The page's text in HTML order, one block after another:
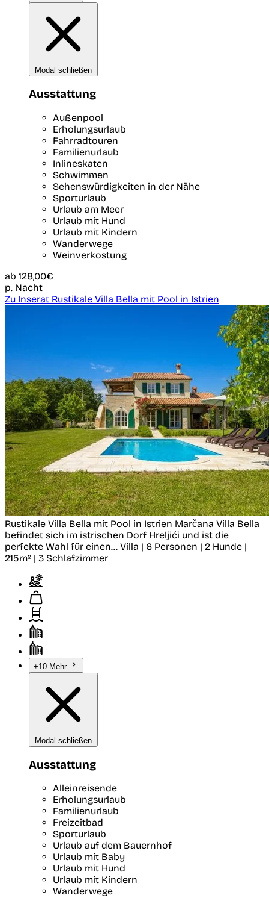
Modal schließen
Ausstattung
Außenpool
Erholungsurlaub
Fahrradtouren
Familienurlaub
Inlineskaten
Schwimmen
Sehenswürdigkeiten in der Nähe
Sporturlaub
Urlaub am Meer
Urlaub mit Hund
Urlaub mit Kindern
Wanderwege
Weinverkostung
ab 128,00€
p. Nacht
Zu Inserat Rustikale Villa Bella mit Pool in Istrien
Rustikale Villa Bella mit Pool in Istrien Marčana Villa Bella
befindet sich im istrischen Dorf Hreljići und ist die
perfekte Wahl für einen... Villa | 6 Personen | 2 Hunde |
215m² | 3 Schlafzimmer
+10 Mehr
Modal schließen
Ausstattung
Alleinreisende
Erholungsurlaub
Familienurlaub
Freizeitbad
Sporturlaub
Urlaub auf dem Bauernhof
Urlaub mit Baby
Urlaub mit Hund
Urlaub mit Kindern
Wanderwege